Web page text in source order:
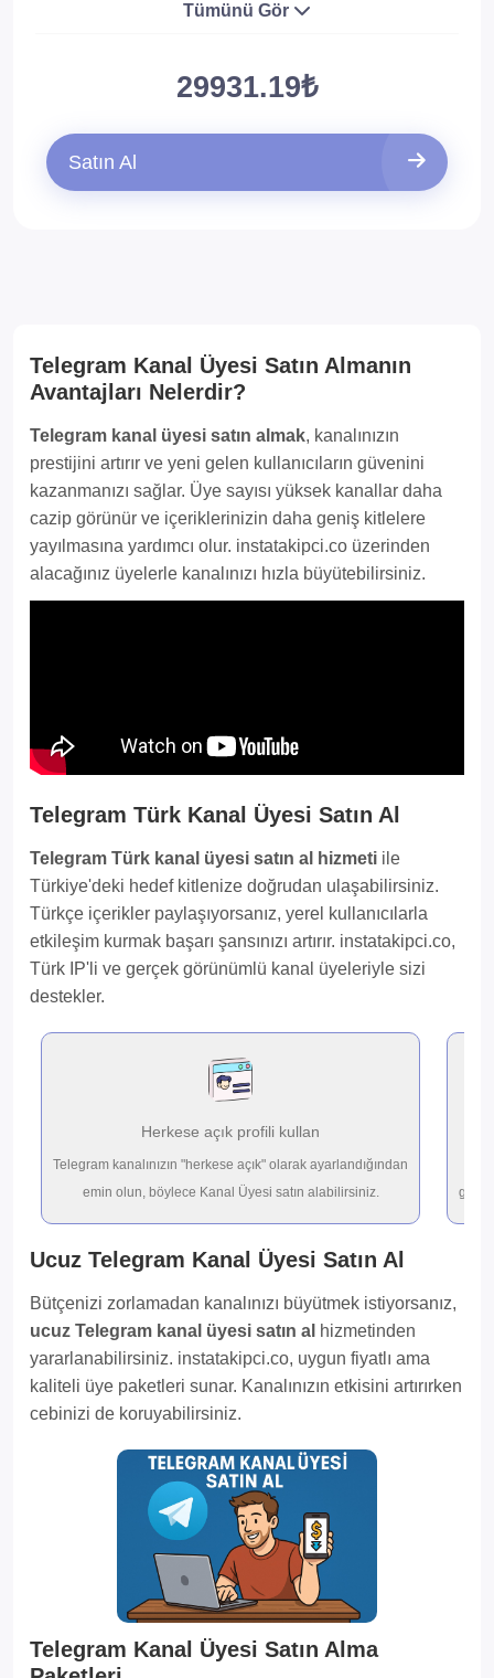
Tümünü Gör
29931.19₺
Satın Al
Telegram Kanal Üyesi Satın Almanın
Avantajları Nelerdir?
Telegram kanal üyesi satın almak, kanalınızın
prestijini artırır ve yeni gelen kullanıcıların güvenini
kazanmanızı sağlar. Üye sayısı yüksek kanallar daha
cazip görünür ve içeriklerinizin daha geniş kitlelere
yayılmasına yardımcı olur. instatakipci.co üzerinden
alacağınız üyelerle kanalınızı hızla büyütebilirsiniz.
Telegram Türk Kanal Üyesi Satın Al
Telegram Türk kanal üyesi satın al hizmeti ile
Türkiye'deki hedef kitlenize doğrudan ulaşabilirsiniz.
Türkçe içerikler paylaşıyorsanız, yerel kullanıcılarla
etkileşim kurmak başarı şansınızı artırır. instatakipci.co,
Türk IP'li ve gerçek görünümlü kanal üyeleriyle sizi
destekler.
Herkese açık profili kullan
Telegram kanalınızın "herkese açık" olarak ayarlandığından
emin olun, böylece Kanal Üyesi satın alabilirsiniz.
Ucuz Telegram Kanal Üyesi Satın Al
Bütçenizi zorlamadan kanalınızı büyütmek istiyorsanız,
ucuz Telegram kanal üyesi satın al hizmetinden
yararlanabilirsiniz. instatakipci.co, uygun fiyatlı ama
kaliteli üye paketleri sunar. Kanalınızın etkisini artırırken
cebinizi de koruyabilirsiniz.
Telegram Kanal Üyesi Satın Alma